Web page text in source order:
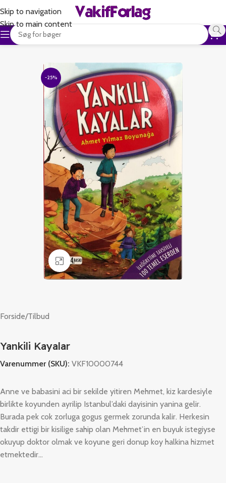
Skip to navigation
Skip to main content
-25%
Klik for at forstørre
Forside/Tilbud
Yankili Kayalar
Varenummer (SKU): VKF10000744
Anne ve babasini aci bir sekilde yitiren Mehmet, kiz kardesiyle
birlikte koyunden ayrilip Istanbul’daki dayisinin yanina gelir.
Burada pek cok zorluga gogus germek zorunda kalir. Herkesin
takdir ettigi bir kisilige sahip olan Mehmet’in en buyuk istegiyse
okuyup doktor olmak ve koyune geri donup koy halkina hizmet
etmektedir…